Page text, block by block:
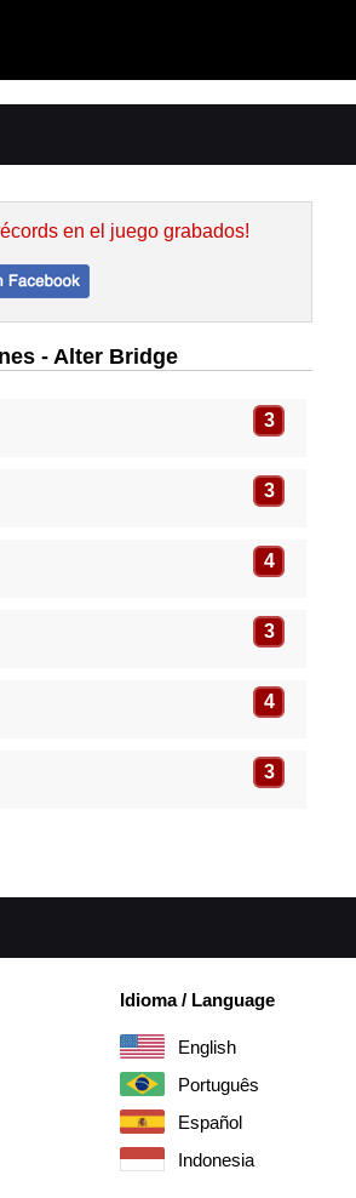
en el juego grabados!
- Alter Bridge
3
3
4
3
4
3
Idioma / Language
English
Português
Español
Indonesia